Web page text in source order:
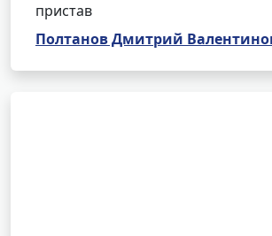
пристав
Полтанов Дмитрий